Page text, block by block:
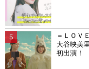
＝ＬＯＶ
大谷映美
初出演！